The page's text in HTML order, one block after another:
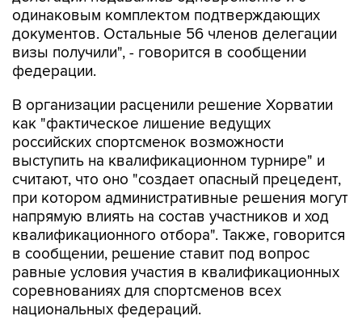
одинаковым комплектом подтверждающих
документов. Остальные 56 членов делегации
визы получили", - говорится в сообщении
федерации.
В организации расценили решение Хорватии
как "фактическое лишение ведущих
российских спортсменок возможности
выступить на квалификационном турнире" и
считают, что оно "создает опасный прецедент,
при котором административные решения могут
напрямую влиять на состав участников и ход
квалификационного отбора". Также, говорится
в сообщении, решение ставит под вопрос
равные условия участия в квалификационных
соревнованиях для спортсменов всех
национальных федераций.